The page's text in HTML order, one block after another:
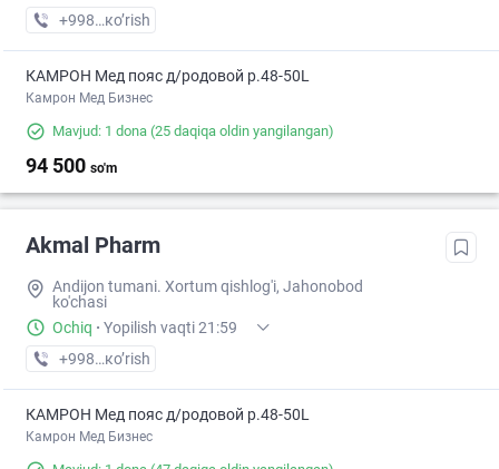
+998 (90) XXX-XX-XX
кo’rish
КАМРОН Мед пояс д/родовой р.48-50L
Камрон Мед Бизнес
Mavjud: 1 dona (25 daqiqa oldin yangilangan)
94 500 so'm
Akmal Pharm
Andijon tumani. Xortum qishlog'i, Jahonobod
ko'chasi
Ochiq · Yopilish vaqti 21:59
+998 (91) XXX-XX-XX
кo’rish
КАМРОН Мед пояс д/родовой р.48-50L
Камрон Мед Бизнес